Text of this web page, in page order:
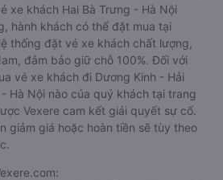
xe khách Hai Bà Trưng - Hà Nội
hành khách có thể đặt mua tại
thống đặt vé xe khách chất lượng,
đảm bảo giữ chỗ 100%. Đối với
vé xe khách đi Dương Kinh - Hải
Hà Nội nào của quý khách tại trang
Vexere cam kết giải quyết sự cố.
giảm giá hoặc hoàn tiền sẽ tùy theo